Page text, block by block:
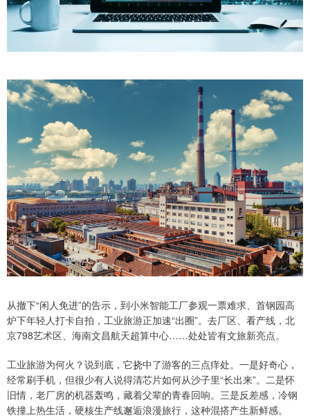
从撤下“闲人免进”的告示，到小米智能工厂参观一票难求、首钢园高
炉下年轻人打卡自拍，工业旅游正加速“出圈”。去厂区、看产线，北
京798艺术区、海南文昌航天超算中心……处处皆有文旅新亮点。
工业旅游为何火？说到底，它挠中了游客的三点痒处。一是好奇心，
经常刷手机，但很少有人说得清芯片如何从沙子里“长出来”。二是怀
旧情，老厂房的机器轰鸣，藏着父辈的青春回响。三是反差感，冷钢
铁撞上热生活，硬核生产线邂逅浪漫旅行，这种混搭产生新鲜感。